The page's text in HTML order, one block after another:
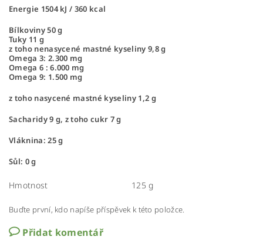
Energie 1504 kJ / 360 kcal
Bílkoviny 50 g
Tuky 11 g
z toho nenasycené mastné kyseliny 9,8 g
Omega 3: 2.300 mg
Omega 6 : 6.000 mg
Omega 9: 1.500 mg
z toho nasycené mastné kyseliny 1,2 g
Sacharidy 9 g, z toho cukr 7 g
Vláknina: 25 g
Sůl: 0 g
Hmotnost 125 g
Buďte první, kdo napíše příspěvek k této položce.
Přidat komentář